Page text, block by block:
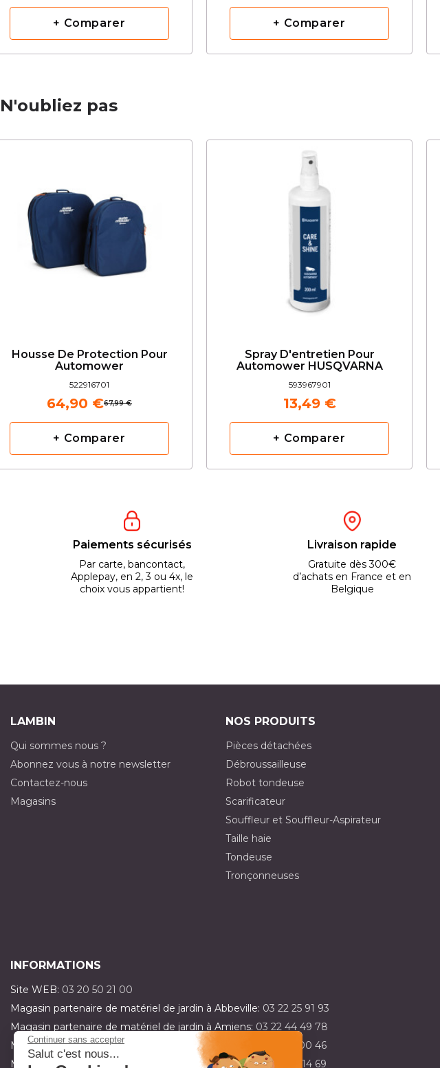
Continuer sans accepter
Salut c'est nous...
+ Comparer + Comparer
N'oubliez pas
Housse De Protection Pour
Automower
522916701
67,99 €
64,90 €
+ Comparer
Spray D'entretien Pour
Automower HUSQVARNA
593967901
13,49 €
+ Comparer
Paiements sécurisés
Par carte, bancontact,
Applepay, en 2, 3 ou 4x, le
choix vous appartient!
Livraison rapide
Gratuite dès 300€
d’achats en France et en
Belgique
LAMBIN
Qui sommes nous ?
Abonnez vous à notre newsletter
Contactez-nous
Magasins
NOS PRODUITS
Pièces détachées
Débroussailleuse
Robot tondeuse
Scarificateur
Souffleur et Souffleur-Aspirateur
Taille haie
Tondeuse
Tronçonneuses
INFORMATIONS
Site WEB: 03 20 50 21 00
Magasin partenaire de matériel de jardin à Abbeville: 03 22 25 91 93
Magasin partenaire de matériel de jardin à Amiens: 03 22 44 49 78
Magasin partenaire de matériel de jardin à Dainville:
03 21 15 00 46
Magasin partenaire de matériel de jardin à Fillièvres:03 21 47 14 69